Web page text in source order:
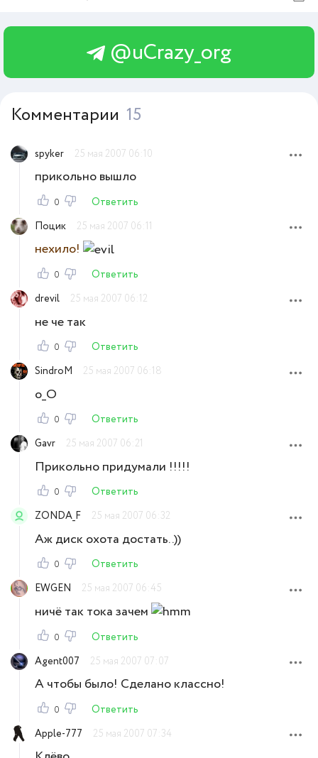
@uCrazy_org
Комментарии 15
spyker 25 мая 2007 06:10
прикольно вышло
0
Ответить
Поцик
25 мая 2007 06:11
нехило!
0
Ответить
drevil
25 мая 2007 06:12
не че так
0
Ответить
SindroM
25 мая 2007 06:18
о_О
0
Ответить
Gavr
25 мая 2007 06:21
Прикольно придумали !!!!!
0
Ответить
ZONDA_F
25 мая 2007 06:32
Аж диск охота достать..))
0
Ответить
EWGEN
25 мая 2007 06:45
ничё так тока зачем
0
Ответить
Agent007
25 мая 2007 07:07
А чтобы было! Сделано классно!
0
Ответить
Apple-777
25 мая 2007 07:34